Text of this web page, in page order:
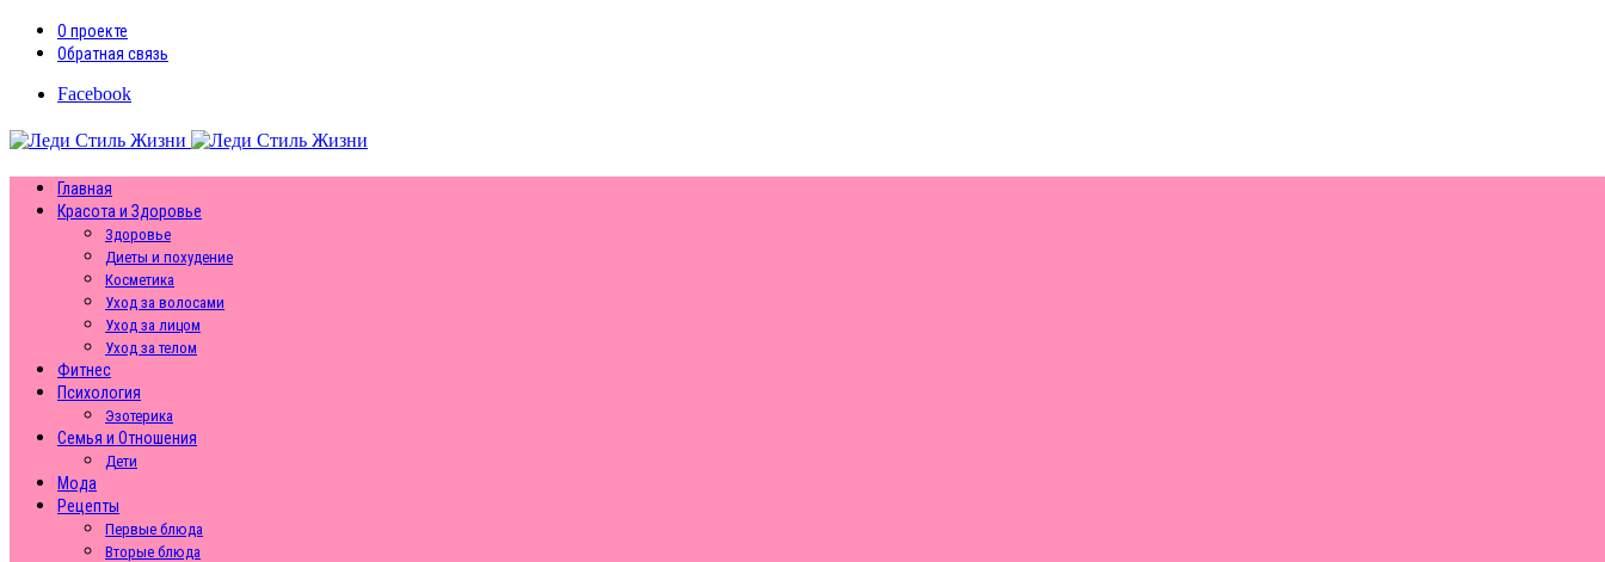
О проекте
Обратная связь
Facebook
Главная
Красота и Здоровье
Здоровье
Диеты и похудение
Косметика
Уход за волосами
Уход за лицом
Уход за телом
Фитнес
Психология
Эзотерика
Семья и Отношения
Дети
Мода
Рецепты
Первые блюда
Вторые блюда